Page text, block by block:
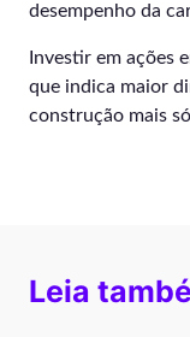
desempenho da
Investir em ações
que indica maior
construção mais
Leia